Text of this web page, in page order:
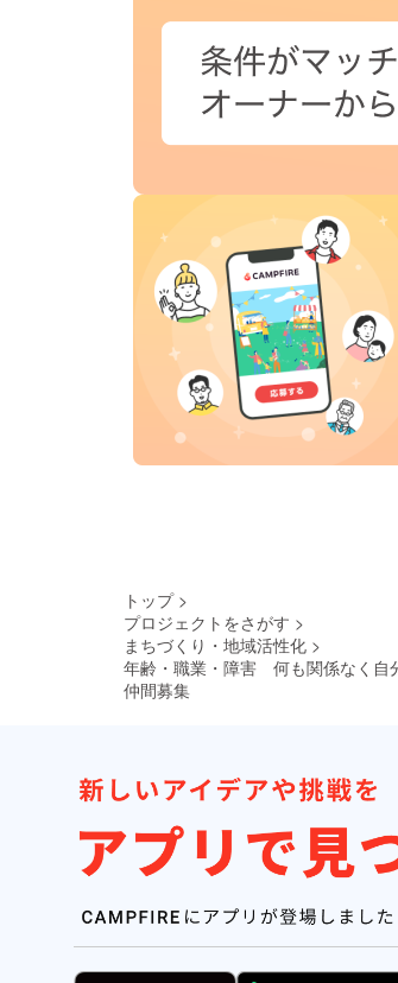
トップ >
プロジェクトをさがす >
まちづくり・地域活性化 >
年齢・職業・障害 何も関係なく自
仲間募集